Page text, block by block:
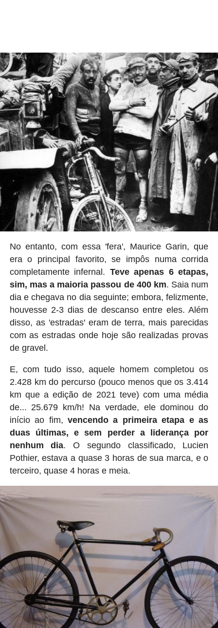
No entanto, com essa 'fera', Maurice Garin, que
era o principal favorito, se impôs numa corrida
completamente infernal. Teve apenas 6 etapas,
sim, mas a maioria passou de 400 km. Saia num
dia e chegava no dia seguinte; embora, felizmente,
houvesse 2-3 dias de descanso entre eles. Além
disso, as 'estradas' eram de terra, mais parecidas
com as estradas onde hoje são realizadas provas
de gravel.
E, com tudo isso, aquele homem completou os
2.428 km do percurso (pouco menos que os 3.414
km que a edição de 2021 teve) com uma média
de... 25.679 km/h! Na verdade, ele dominou do
início ao fim,vencendo a primeira etapa e as
duas últimas, e sem perder a liderança por
nenhum dia. O segundo classificado, Lucien
Pothier, estava a quase 3 horas de sua marca, e o
terceiro, quase 4 horas e meia.